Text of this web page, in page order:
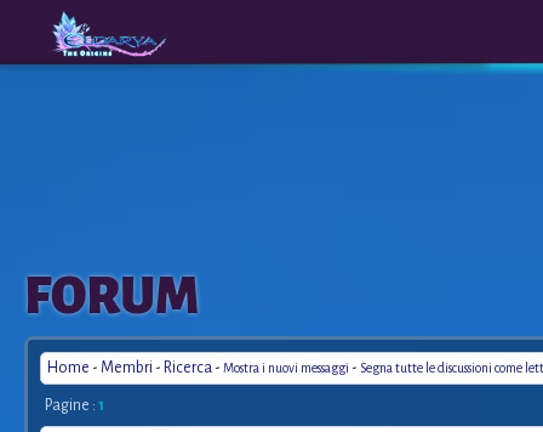
The
Origins
FORUM
Home - Membri - Ricerca - Mostra i nuovi messaggi - Segna tutte le discussioni come
Pagine : 1